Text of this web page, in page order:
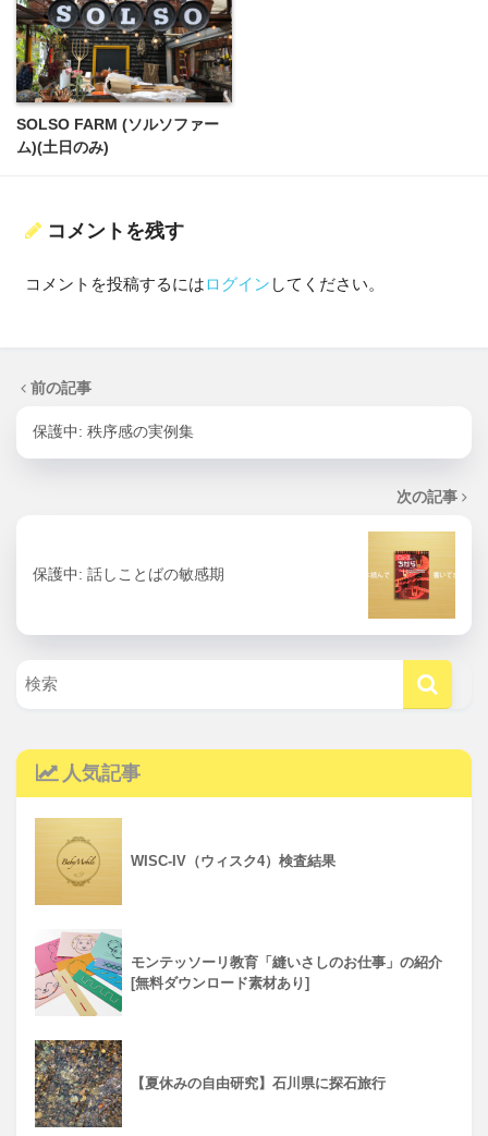
SOLSO FARM (ソルソファー
ム)(土日のみ)
コメントを残す
コメントを投稿するにはログイン してください。
前の記事
保護中: 秩序感の実例集
次の記事
保護中: 話しことばの敏感期
人気記事
WISC-IV（ウィスク4）検査結果
モンテッソーリ教育「縫いさしのお仕事」の紹介
[無料ダウンロード素材あり]
【夏休みの自由研究】石川県に探石旅行